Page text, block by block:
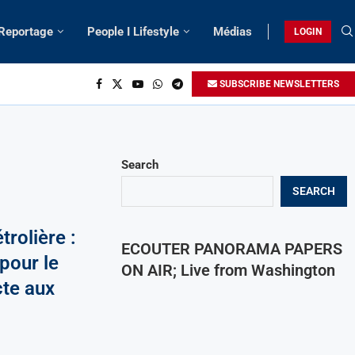
People I Lifestyle Médias LOGIN
SUBSCRIBE NEWSLETTERS
:
le
aux
Search
SEARCH
ECOUTER PANORAMA PAPERS
ON AIR; Live from Washington